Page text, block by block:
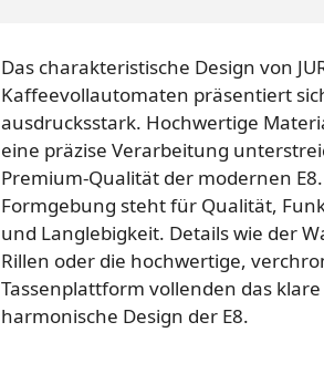
Das charakteristische Design von
Kaffeevollautomaten präsentiert
ausdrucksstark. Hochwertige
eine präzise Verarbeitung
Premium-Qualität der modernen
Formgebung steht für Qualität,
und Langlebigkeit. Details wie der
Rillen oder die hochwertige,
Tassenplattform vollenden das
harmonische Design der E8.